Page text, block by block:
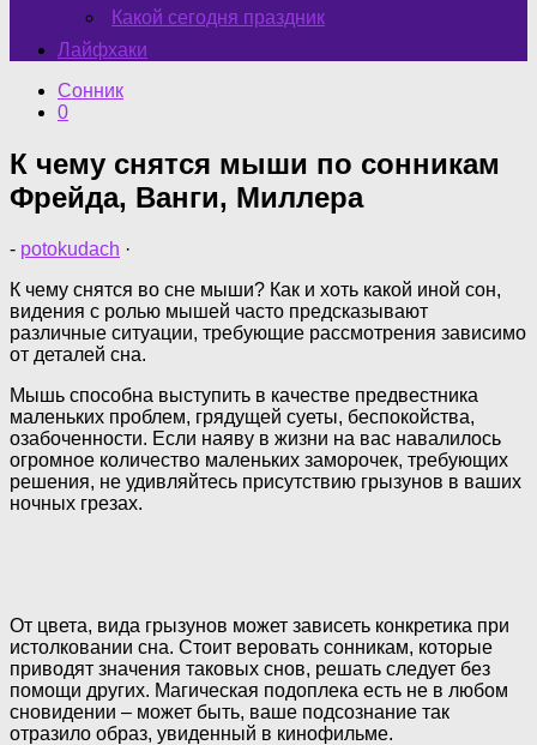
Какой сегодня праздник
Лайфхаки
Сонник
0
К чему снятся мыши по сонникам
Фрейда, Ванги, Миллера
- potokudach ·
К чему снятся во сне мыши? Как и хоть какой иной сон,
видения с ролью мышей часто предсказывают
различные ситуации, требующие рассмотрения зависимо
от деталей сна.
Мышь способна выступить в качестве предвестника
маленьких проблем, грядущей суеты, беспокойства,
озабоченности. Если наяву в жизни на вас навалилось
огромное количество маленьких заморочек, требующих
решения, не удивляйтесь присутствию грызунов в ваших
ночных грезах.
От цвета, вида грызунов может зависеть конкретика при
истолковании сна. Стоит веровать сонникам, которые
приводят значения таковых снов, решать следует без
помощи других. Магическая подоплека есть не в любом
сновидении – может быть, ваше подсознание так
отразило образ, увиденный в кинофильме.